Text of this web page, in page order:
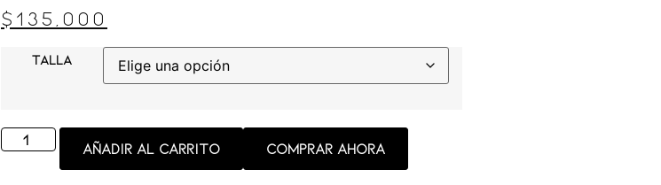
$ 135,000
TALLA
Añadir al carrito Comprar ahora